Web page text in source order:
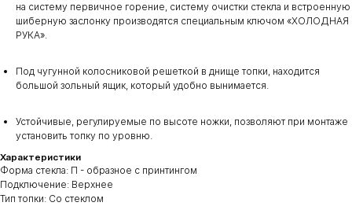
на систему первичное горение, систему очистки стекла и встроенную
шиберную заслонку производятся специальным ключом «ХОЛОДНАЯ
РУКА».
Под чугунной колосниковой решеткой в днище топки, находится
большой зольный ящик, который удобно вынимается.
Устойчивые, регулируемые по высоте ножки, позволяют при монтаже
установить топку по уровню.
Характеристики
Форма стекла: П - образное с принтингом
Подключение: Верхнее
Тип топки: Со стеклом